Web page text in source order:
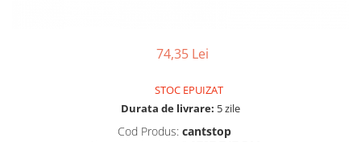
Suporturi ortopedice si orteze
Ingrijire personala & cosmetice
74,35 Lei
STOC EPUIZAT
Durata de livrare: 5 zile
Cod Produs: cantstop